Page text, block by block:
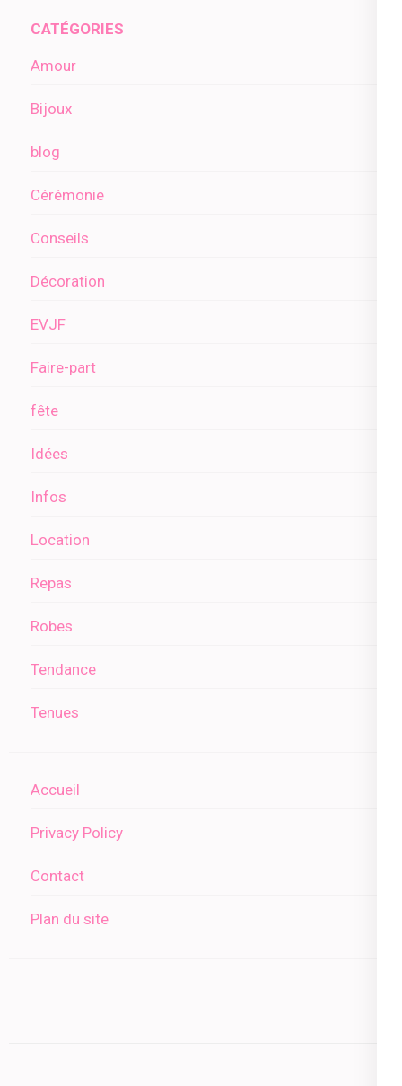
CATÉGORIES
Amour
Bijoux
blog
Cérémonie
Conseils
Décoration
EVJF
Faire-part
fête
Idées
Infos
Location
Repas
Robes
Tendance
Tenues
Accueil
Privacy Policy
Contact
Plan du site